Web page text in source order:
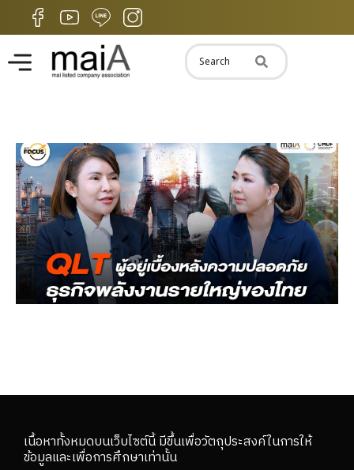
เนื้อหาทั้งหมดบนเว็บไซต์นี้ มีขึ้นเพื่อวัตถุประสงค์ในการให้
ข้อมูลและเพื่อการศึกษาเท่านั้น